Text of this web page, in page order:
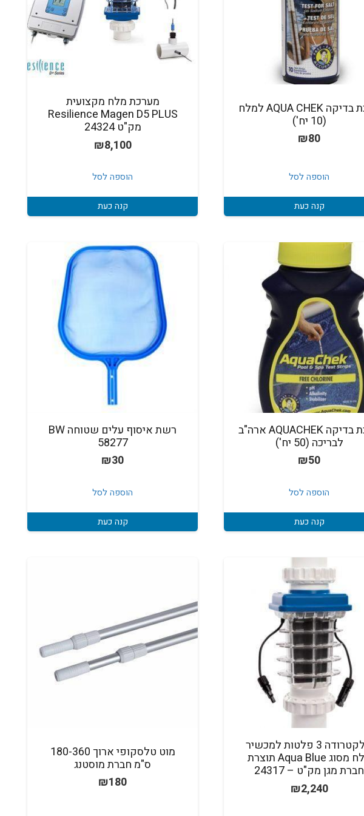
ערכת בדיקה AQUA CHEK למלח
(10 יח')
₪80
הוספה לסל
קנה כעת
מערכת מלח מקצועית
Resilience Magen D5 PLUS
מק"ט 24324
₪8,100
הוספה לסל
קנה כעת
ערכת בדיקה AQUACHEK ארה"ב
לבריכה (50 יח')
₪50
הוספה לסל
קנה כעת
רשת איסוף עלים שטוחה BW
58277
₪30
הוספה לסל
קנה כעת
אלקטרודה 3 פלטות למכשיר
מלח מסוג Aqua Blue תוצרת
חברת מגן מק"ט – 24317
₪2,240
מוט טלסקופי ארוך 180-360
ס"מ חברת מוסטנג
₪180